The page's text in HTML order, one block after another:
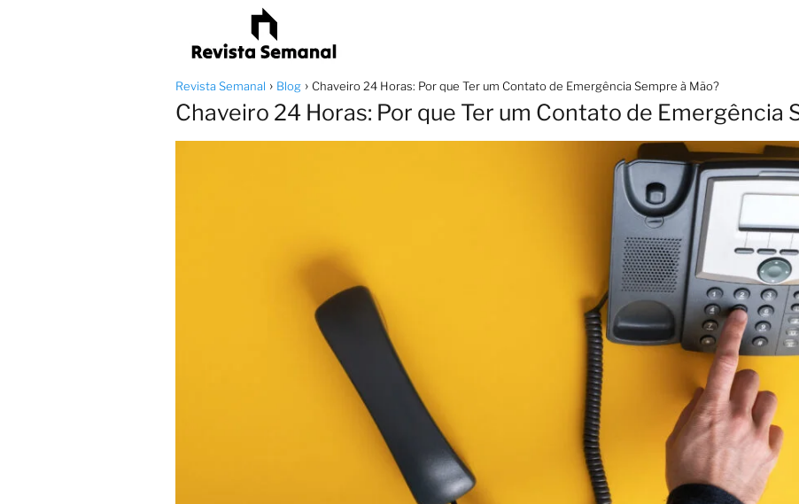
Revista Semanal Blog Chaveiro 24 Horas: Por que Ter um Contato de Emergência Sempre à Mão?
Chaveiro 24 Horas: Por que Ter um Contato de Emergência